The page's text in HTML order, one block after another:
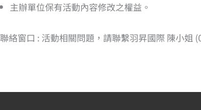
主辦單位保有活動內容修改之權益。
聯絡窗口 : 活動相關問題，請聯繫羽昇國際 陳小姐